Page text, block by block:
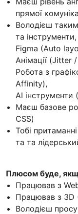
прямої
Володієш
та
Figma (Auto
Анімації
Робота з
Affinity),
AI інструменти
Маєш базове
CSS)
Тобі
та та
Плюсом буде,
Працював з
Працював з 3D
Володієш